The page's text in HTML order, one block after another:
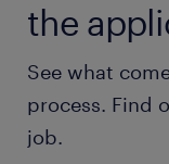
分）
休日休暇
シフト制
the
See what
process. Find
job.